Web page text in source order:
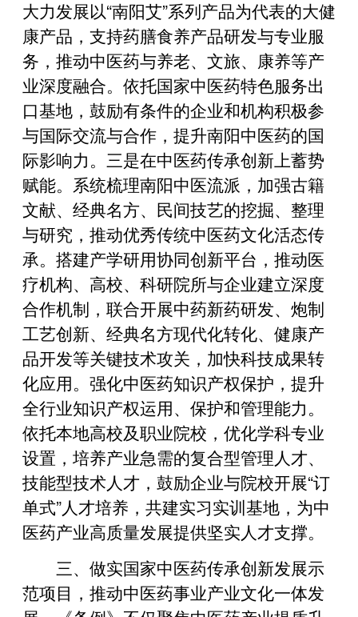
大力发展以“南阳艾”系列产品为代表的大健
康产品，支持药膳食养产品研发与专业服
务，推动中医药与养老、文旅、康养等产
业深度融合。依托国家中医药特色服务出
口基地，鼓励有条件的企业和机构积极参
与国际交流与合作，提升南阳中医药的国
际影响力。三是在中医药传承创新上蓄势
赋能。系统梳理南阳中医流派，加强古籍
文献、经典名方、民间技艺的挖掘、整理
与研究，推动优秀传统中医药文化活态传
承。搭建产学研用协同创新平台，推动医
疗机构、高校、科研院所与企业建立深度
合作机制，联合开展中药新药研发、炮制
工艺创新、经典名方现代化转化、健康产
品开发等关键技术攻关，加快科技成果转
化应用。强化中医药知识产权保护，提升
全行业知识产权运用、保护和管理能力。
依托本地高校及职业院校，优化学科专业
设置，培养产业急需的复合型管理人才、
技能型技术人才，鼓励企业与院校开展“订
单式”人才培养，共建实习实训基地，为中
医药产业高质量发展提供坚实人才支撑。
三、做实国家中医药传承创新发展示
范项目，推动中医药事业产业文化一体发